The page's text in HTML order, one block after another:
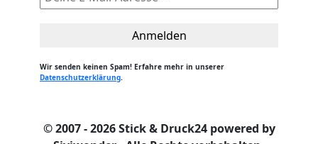
Wir senden keinen Spam! Erfahre mehr in unserer
Datenschutzerklärung.
© 2007 - 2026 Stick & Druck24 powered by